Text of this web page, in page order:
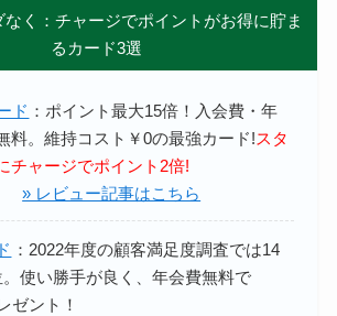
なく：チャージでポイントがお得に貯ま
るカード3選
ド ：ポイント最大15倍！ 入会費・年
料。維持コスト￥0の最強カード!スタ
チャージでポイント2倍!
» レビュー記事はこちら
：2022年度の顧客満足度調査では14
。使い勝手が良く、年会費無料で
ゼント！